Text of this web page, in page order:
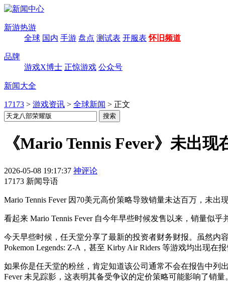
新游热游
全球 国内 手游 盘点 测试表 开服表 怀旧频道
品牌
游戏X博士 正惊游戏 公众号
新闻大全
17173 > 游戏资讯 > 全球新闻 > 正文
《Mario Tennis Fever》未出
2026-05-08 19:17:37 神评论
17173 新闻导语
Mario Tennis Fever 因70美元高价策略导致销量未达百万，未
看起来 Mario Tennis Fever 自今年早些时候发售以来，销量似
今天早些时候，任天堂分享了最新的投资者财务财报。虽然内
Pokemon Legends: Z-A，甚至 Kirby Air Riders 等游戏均出现在
如果你是任天堂的粉丝，肯定知道该公司通常不会在报告中列
Fever 未见踪影，这表明其备受争议的定价策略可能影响了销量